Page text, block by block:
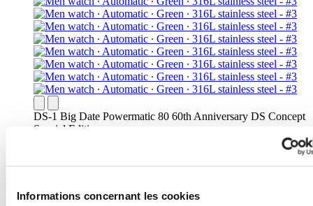
Informations concernant les cookies
DS-1 Big Date Powermatic 80 60th Anniversary DS Concept
Special Edition
Acier inoxydable 316L